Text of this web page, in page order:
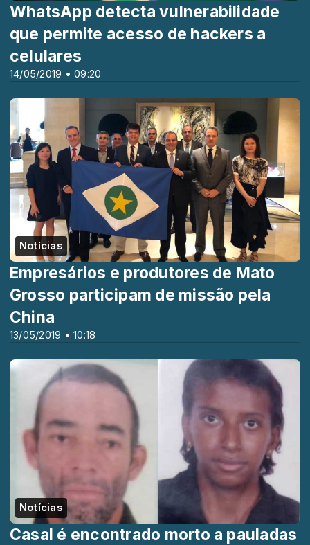
14/05/2019 • 09:20
WhatsApp detecta vulnerabilidade
que permite acesso de hackers a
celulares
Notícias
13/05/2019 • 10:18
Empresários e produtores de Mato
Grosso participam de missão pela
China
Notícias
Casal é encontrado morto a pauladas